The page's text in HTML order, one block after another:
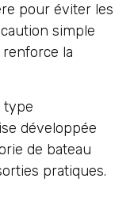
pour éviter les
simple
la
type
développée
de bateau
pratiques.